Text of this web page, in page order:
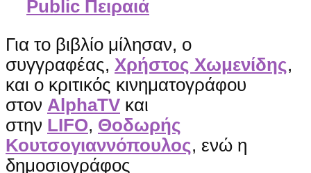
Public Πειραιά
Για το βιβλίο μίλησαν, ο
συγγραφέας, Χρήστος Χωμενίδης,
και ο κριτικός κινηματογράφου
στον AlphaTV και
στην LIFO, Θοδωρής
Κουτσογιαννόπουλος, ενώ η
δημοσιογράφος